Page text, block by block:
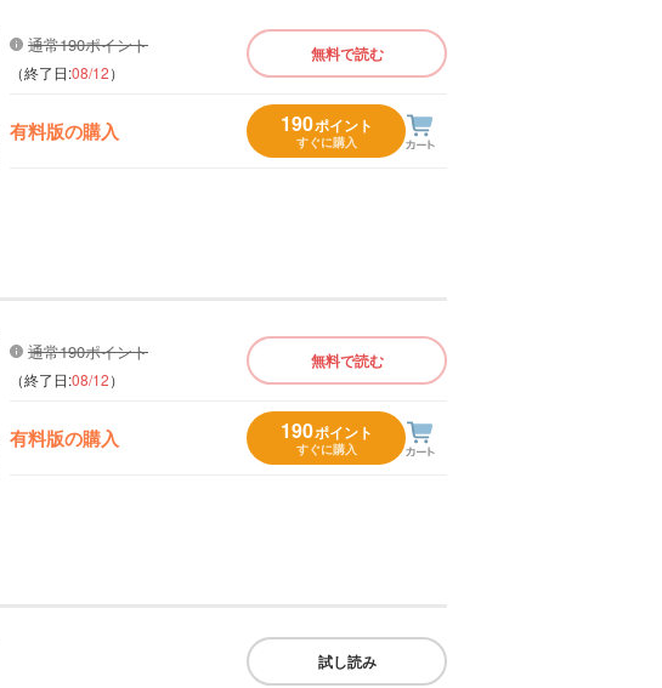
通常190ポイント
（終了日:08/12）
無料で読む
有料版の購入 190ポイント
すぐに購入
通常190ポイント
（終了日:08/12）
無料で読む
有料版の購入 190ポイント
すぐに購入
試し読み